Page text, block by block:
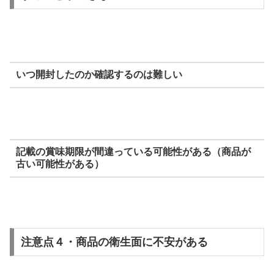
いつ開封したのか確認するのは難しい
記載の賞味期限が間違っている可能性がある（商品が
古い可能性がある）
注意点４・商品の衛生面に不安がある